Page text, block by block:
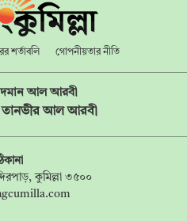
শর্তাবলি গোপনীয়তার নীতি
আল আরবী
তানভীর আল আরবী
কুমিল্লা ৩৫০০